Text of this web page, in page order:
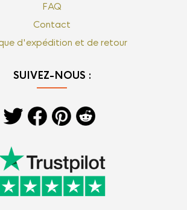
FAQ
Contact
d'expédition et de retour
SUIVEZ-NOUS :